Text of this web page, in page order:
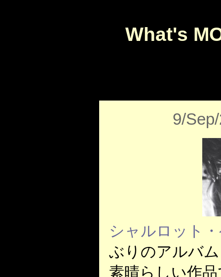
What's
9/
シャルロット
ぶりのアルバ
素晴らしい作